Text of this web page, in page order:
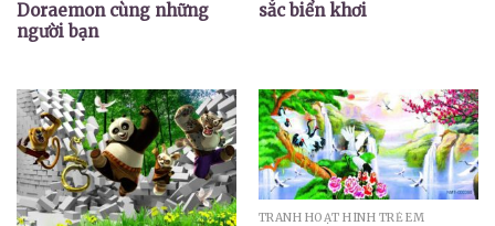
Doraemon cùng những
người bạn
sắc biển khơi
TRANH HOẠT HÌNH TRẺ EM